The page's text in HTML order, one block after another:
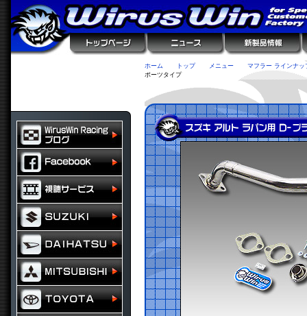
ホーム トップ メニュー
マフラー ラインナッ
ポーツタイプ